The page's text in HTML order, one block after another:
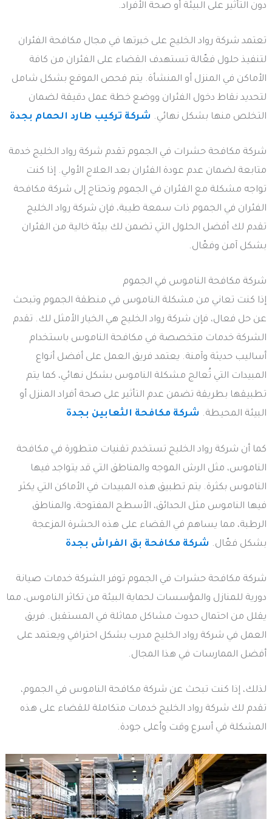
دون التأثير على البيئة أو صحة الأفراد.
تعتمد شركة رواد الخليج على خبرتها في مجال مكافحة الفئران
لتنفيذ حلول فعّالة تستهدف القضاء على الفئران من كافة
الأماكن في المنزل أو المنشأة. يتم فحص الموقع بشكل شامل
لتحديد نقاط دخول الفئران ووضع خطة عمل دقيقة لضمان
التخلص منها بشكل نهائي. شركة تركيب طارد الحمام بجدة
شركة مكافحة حشرات في الجموم تقدم شركة رواد الخليج خدمة
متابعة لضمان عدم عودة الفئران بعد العلاج الأولي. إذا كنت
تواجه مشكلة مع الفئران في الجموم وتحتاج إلى شركة مكافحة
الفئران في الجموم ذات سمعة طيبة، فإن شركة رواد الخليج
تقدم لك أفضل الحلول التي تضمن لك بيئة خالية من الفئران
بشكل آمن وفعّال.
شركة مكافحة الناموس في الجموم
إذا كنت تعاني من مشكلة الناموس في منطقة الجموم وتبحث
عن حل فعال، فإن شركة رواد الخليج هي الخيار الأمثل لك. تقدم
الشركة خدمات متخصصة في مكافحة الناموس باستخدام
أساليب حديثة وآمنة. يعتمد فريق العمل على أفضل أنواع
المبيدات التي تُعالج مشكلة الناموس بشكل نهائي، كما يتم
تطبيقها بطريقة تضمن عدم التأثير على صحة أفراد المنزل أو
البيئة المحيطة. شركة مكافحة الثعابين بجدة
كما أن شركة رواد الخليج تستخدم تقنيات متطورة في مكافحة
الناموس، مثل الرش الموجه والمناطق التي قد يتواجد فيها
الناموس بكثرة. يتم تطبيق هذه المبيدات في الأماكن التي يكثر
فيها الناموس مثل الحدائق، الأسطح المفتوحة، والمناطق
الرطبة، مما يساهم في القضاء على هذه الحشرة المزعجة
بشكل فعّال. شركة مكافحة بق الفراش بجدة
شركة مكافحة حشرات في الجموم توفر الشركة خدمات صيانة
دورية للمنازل والمؤسسات لحماية البيئة من تكاثر الناموس، مما
يقلل من احتمال حدوث مشاكل مماثلة في المستقبل. فريق
العمل في شركة رواد الخليج مدرب بشكل احترافي ويعتمد على
أفضل الممارسات في هذا المجال.
لذلك، إذا كنت تبحث عن شركة مكافحة الناموس في الجموم،
تقدم لك شركة رواد الخليج خدمات متكاملة للقضاء على هذه
المشكلة في أسرع وقت وأعلى جودة.